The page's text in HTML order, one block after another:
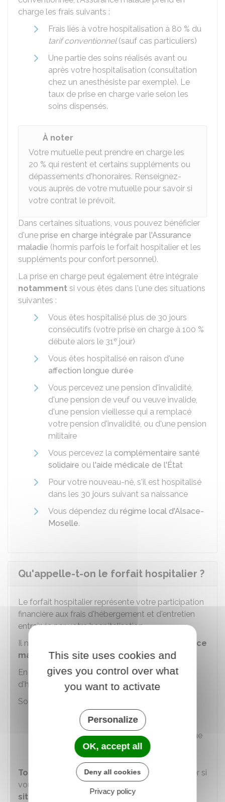
charge les frais suivants :
Frais liés à votre hospitalisation à 80 % du
tarif conventionnel(sauf cas particuliers)
Une partie des soins réalisés avant ou
après votre hospitalisation (consultation
chez un anesthésiste par exemple). Le
taux de prise en charge varie selon les
soins dispensés.
À noter
Votre mutuelle peut prendre en charge les
20 % qui restent et certains suppléments ou
dépassements d'honoraires. Renseignez-
vous auprès de votre mutuelle pour savoir si
votre contrat le prévoit.
Dans certaines situations, vous pouvez bénéficier
d'une prise en charge intégrale par l'Assurance
maladie (hormis parfois le forfait hospitalier et les
suppléments pour confort personnel).
La prise en charge peut également être intégrale
notamment si vous êtes dans l'une des situations
suivantes :
Vous êtes hospitalisé plus de 30 jours
consécutifs (votre prise en charge à 100 %
débute alors le 31e jour)
Vous êtes hospitalisé en raison d'une
affection longue durée
Vous percevez une pension d'invalidité,
d'une pension de veuf ou veuve invalide,
d'une pension vieillesse qui a remplacé
votre pension d'invalidité, ou d'une pension
militaire
Vous percevez la complémentaire santé
solidaire ou l'aide médicale de l'État
Pour votre nouveau-né, s'il est hospitalisé
dans les 30 jours suivant sa naissance
Vous dépendez du régime local d'Alsace-
Moselle.
Qu'appelle-t-on le forfait hospitalier ?
Le forfait hospitalier représente votre participation
financière aux frais d'hébergement et d'entretien
entraînés par votre hospitalisation.
Il n'est donc
pas pris en charge par l'Assurance
maladie.
En principe, Il est dû pour chaque journée
d'hospitalisation, y compris le jour de sortie.
Son montant est le suivant :
par jour en hôpital ou en clinique
par jour dans le service psychiatrique
d'un établissement de santé.
Toutefois
, vous ne payez pas le forfait journalier si
vous vous trouvez notammentdans l'une des
situations suivantes:
This site uses cookies and
gives you control over what
you want to activate
Personalize
OK, accept all
Deny all cookies
Privacy policy